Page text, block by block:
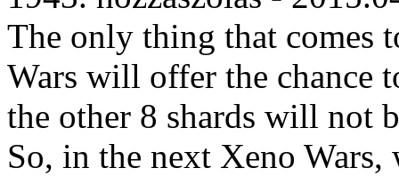
The only thing that comes
Wars will offer the chance
the other 8 shards will not
So, in the next Xeno